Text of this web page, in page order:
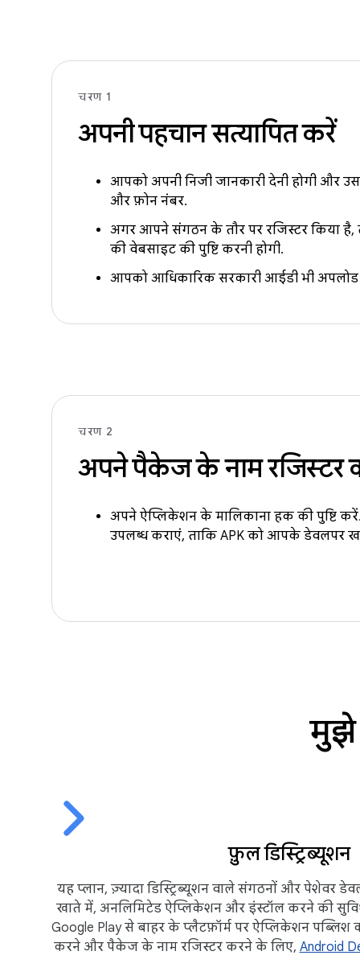
चरण 1
अपनी पहचान सत्यापित करें
आपको अपनी निजी जानकारी देनी होगी और
और फ़ोन नंबर.
अगर आपने संगठन के तौर पर रजिस्टर किया है,
की वेबसाइट की पुष्टि करनी होगी.
आपको आधिकारिक सरकारी आईडी भी
चरण 2
अपने पैकेज के नाम रजिस्टर
अपने ऐप्लिकेशन के मालिकाना हक की पुष्टि
उपलब्ध कराएं, ताकि APK को आपके डेवलपर
मुझे
फ़ुल डिस्ट्रिब्यूशन
यह प्लान, ज़्यादा डिस्ट्रिब्यूशन वाले संगठनों और पेशेवर
खाते में, अनलिमिटेड ऐप्लिकेशन और इंस्टॉल करने की
Google Play से बाहर के प्लैटफ़ॉर्म पर ऐप्लिकेशन पब्लिश
करने और पैकेज के नाम रजिस्टर करने के लिए, Android